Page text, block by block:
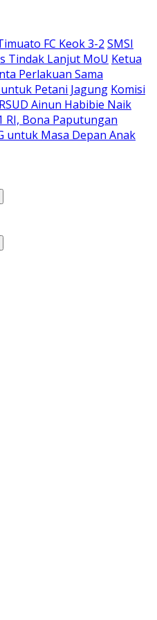
FC Keok 3-2 SMSI
Tindak Lanjut MoU Ketua
Perlakuan Sama
Petani Jagung Komisi
Ainun Habibie Naik
RI, Bona Paputungan
untuk Masa Depan Anak